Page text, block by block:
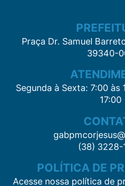
Praça Dr. Samuel
39340-
Segunda à Sexta: 7:00 às
17:00
(38) 3228-
POLÍTICA DE
Acesse nossa política de